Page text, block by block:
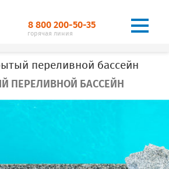
8 800 200-50-35
горячая линия
переливной бассейн
ПЕРЕЛИВНОЙ БАССЕЙН